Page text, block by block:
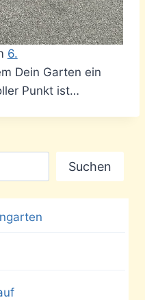
6.
Dein Garten ein
Punkt ist…
Suchen